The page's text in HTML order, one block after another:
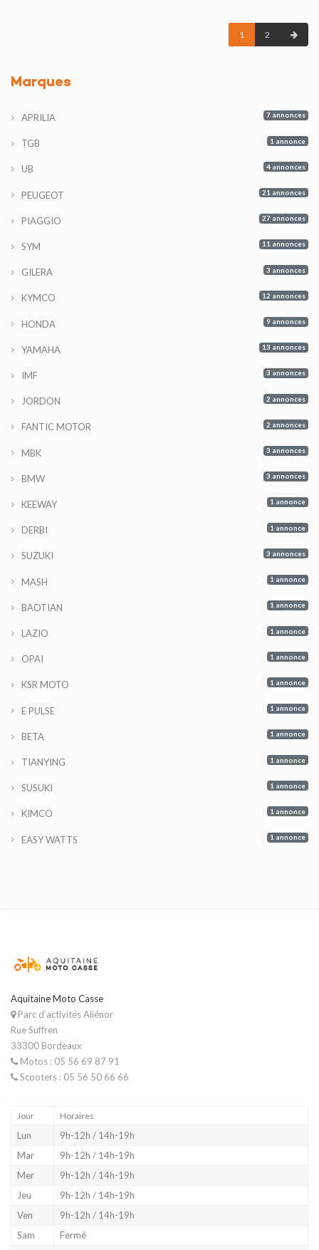
1 2
Marques
APRILIA 7 annonces
TGB 1 annonce
UB 4 annonces
PEUGEOT 21 annonces
PIAGGIO 27 annonces
SYM 11 annonces
GILERA 3 annonces
KYMCO 12 annonces
HONDA 9 annonces
YAMAHA 13 annonces
IMF 3 annonces
JORDON 2 annonces
FANTIC MOTOR 2 annonces
MBK 3 annonces
BMW 3 annonces
KEEWAY 1 annonce
DERBI 1 annonce
SUZUKI 3 annonces
MASH 1 annonce
BAOTIAN 1 annonce
LAZIO 1 annonce
OPAI 1 annonce
KSR MOTO 1 annonce
E PULSE 1 annonce
BETA 1 annonce
TIANYING 1 annonce
SUSUKI 1 annonce
KIMCO 1 annonce
EASY WATTS 1 annonce
Aquitaine Moto Casse
Parc d’activités Aliénor
Rue Suffren
33300 Bordeaux
Motos : 05 56 69 87 91
Scooters : 05 56 50 66 66
Jour Horaires
Lun
9h-12h / 14h-19h
Mar
9h-12h / 14h-19h
Mer
9h-12h / 14h-19h
Jeu
9h-12h / 14h-19h
Ven
9h-12h / 14h-19h
Sam
Fermé